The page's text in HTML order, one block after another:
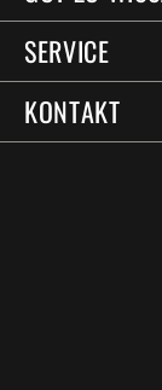
SERVICE
KONTAKT